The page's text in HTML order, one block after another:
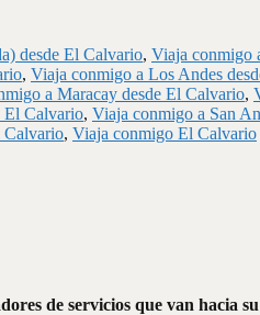
desde El Calvario, Viaja conmigo
, Viaja conmigo a Los Andes
a Maracay desde El Calvario,
El Calvario, Viaja conmigo a San
Calvario, Viaja conmigo El Calvario
de servicios que van hacia